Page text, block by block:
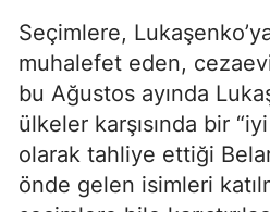
Seçimlere,
muhalefet eden,
bu Ağustos ayında
ülkeler karşısında bir
olarak tahliye ettiği
önde gelen isimleri